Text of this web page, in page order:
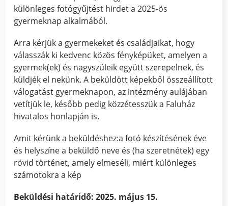
különleges fotógyűjtést hirdet a 2025-ös
gyermeknap alkalmából.
Arra kérjük a gyermekeket és családjaikat, hogy
válasszák ki kedvenc közös fényképüket, amelyen a
gyermek(ek) és nagyszüleik együtt szerepelnek, és
küldjék el nekünk. A beküldött képekből összeállított
válogatást gyermeknapon, az intézmény aulájában
vetítjük le, később pedig közzétesszük a Faluház
hivatalos honlapján is.
Amit kérünk a beküldéshez:a fotó készítésének éve
és helyszíne a beküldő neve és (ha szeretnétek) egy
rövid történet, amely elmeséli, miért különleges
számotokra a kép
Beküldési határidő: 2025. május 15.